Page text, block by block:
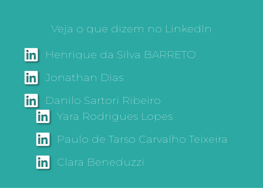
Veja o que dizem no LinkedIn
Henrique da Silva BARRETO
Jonathan Dias
Danilo Sartori Ribeiro
Yara Rodrigues Lopes
Paulo de Tarso Carvalho Teixeira
Clara Beneduzzi